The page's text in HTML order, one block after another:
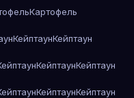
Картофель
КейптаунКейптаун
КейптаунКейптаун
КейптаунКейптаун